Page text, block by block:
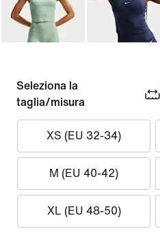
Seleziona la
taglia/misura
XS (EU 32-34)
M (EU 40-42)
XL (EU 48-50)